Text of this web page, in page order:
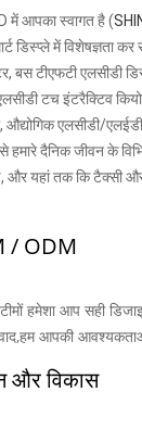
में आपका स्वागत है (
डिस्प्ले में
बस टीएफटी एलसीडी
टच इंटरैक्टिव
एलसीडी/
दैनिक जीवन के
यहां तक कि टैक्सी
/ ODM
हमेशा आप सही
आपकी
और विकास